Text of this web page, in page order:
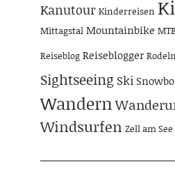
Kanutour Kinderreisen
Mittagstal Mountainbike MTB
Reiseblog Reiseblogger Rodeln
Sightseeing Ski
Wandern
Windsurfen Zell am See